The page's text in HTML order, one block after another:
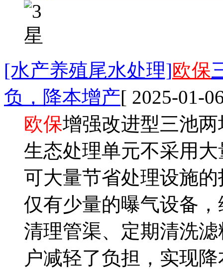
[水产养殖尾水处理]欧保
负，降本增产[ 2025-01-
欧保增强改进型三池
生态处理单元不采用
可大量节省处理设施
仅有少量的曝气设备
清理管渠、定期清洗
户减轻了负担，实现